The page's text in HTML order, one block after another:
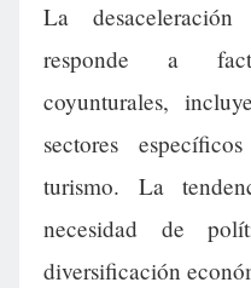
La
responde a
coyunturales,
sectores
turismo. La
necesidad de
diversificación